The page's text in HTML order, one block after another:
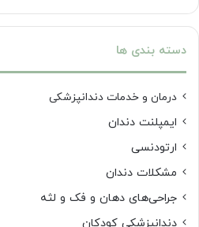
دسته بندی ها
درمان‌ و خدمات دندانپزشکی
ایمپلنت دندان
ارتودنسی
مشکلات دندان
جراحی‌های دهان و فک و لثه
دندانپزشکی کودکان